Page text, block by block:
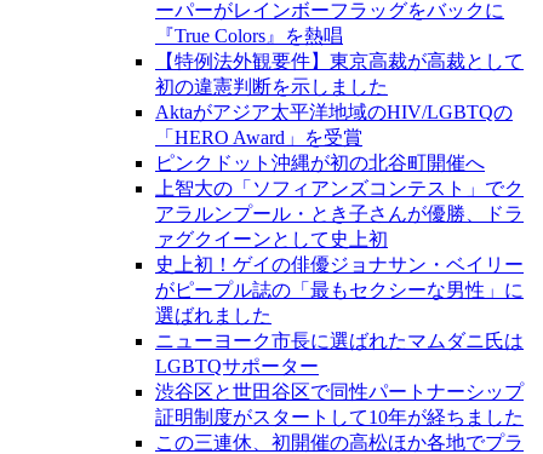
ーパーがレインボーフラッグをバックに
『True Colors』を熱唱
【特例法外観要件】東京高裁が高裁として
初の違憲判断を示しました
Aktaがアジア太平洋地域のHIV/LGBTQの
「HERO Award」を受賞
ピンクドット沖縄が初の北谷町開催へ
上智大の「ソフィアンズコンテスト」でク
アラルンプール・とき子さんが優勝、ドラ
ァグクイーンとして史上初
史上初！ゲイの俳優ジョナサン・ベイリー
がピープル誌の「最もセクシーな男性」に
選ばれました
ニューヨーク市長に選ばれたマムダニ氏は
LGBTQサポーター
渋谷区と世田谷区で同性パートナーシップ
証明制度がスタートして10年が経ちました
この三連休、初開催の高松ほか各地でプラ